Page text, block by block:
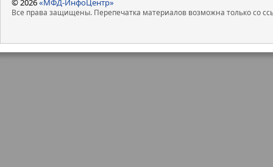
Все права защищены. Перепечатка материалов возможна только со